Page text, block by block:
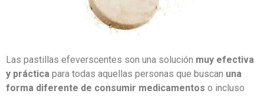
Las pastillas efeverscentes son una solución muy efectiva
y práctica para todas aquellas personas que buscan una
forma diferente de consumir medicamentos o incluso